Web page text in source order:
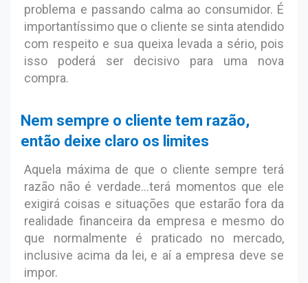
problema e passando calma ao consumidor. É
importantíssimo que o cliente se sinta atendido
com respeito e sua queixa levada a sério, pois
isso poderá ser decisivo para uma nova
compra.
Nem sempre o cliente tem razão,
então deixe claro os limites
Aquela máxima de que o cliente sempre terá
razão não é verdade...terá momentos que ele
exigirá coisas e situações que estarão fora da
realidade financeira da empresa e mesmo do
que normalmente é praticado no mercado,
inclusive acima da lei, e aí a empresa deve se
impor.